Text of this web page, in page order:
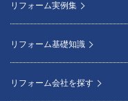
menu
リフォーム実例集
リフォーム基礎知識
リフォーム会社を探す